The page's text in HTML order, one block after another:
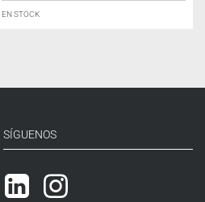
EN STOCK
SÍGUENOS
Linkedin
Instagram